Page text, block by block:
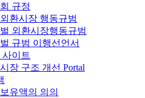
규정
환시장 행동규범
외환시장행동규범
규범 이행선언서
사이트
장 구조 개선 Portal
유액의 의의